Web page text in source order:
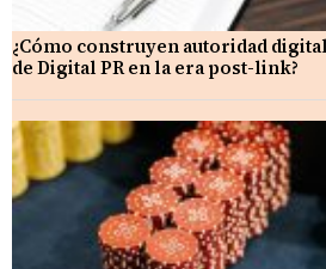
¿Cómo construyen autoridad
de Digital PR en la era post-link?